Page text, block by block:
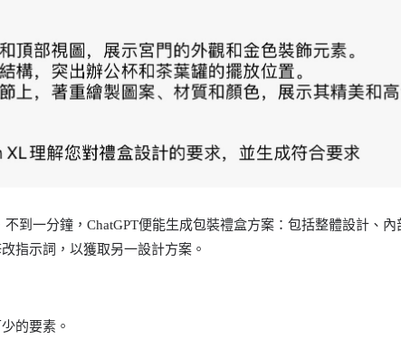
到一分鐘，ChatGPT便能生成包裝禮盒方案：包括整體設計、內
指示詞，以獲取另一設計方案。
的要素。